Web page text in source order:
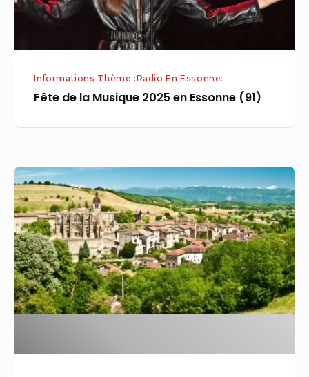
(91)
Informations Thème :Radio En Essonne:
Fête de la Musique 2025 en Essonne (91)
Découvrez
les
14
communes
en
compétition
pour
le